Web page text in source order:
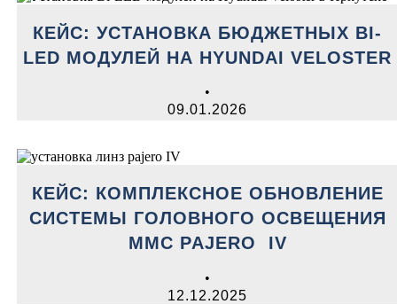
КЕЙС: УСТАНОВКА БЮДЖЕТНЫХ BI-
LED МОДУЛЕЙ НА HYUNDAI VELOSTER
•
09.01.2026
КЕЙС: КОМПЛЕКСНОЕ ОБНОВЛЕНИЕ
СИСТЕМЫ ГОЛОВНОГО ОСВЕЩЕНИЯ
MMC PAJERO IV
•
12.12.2025